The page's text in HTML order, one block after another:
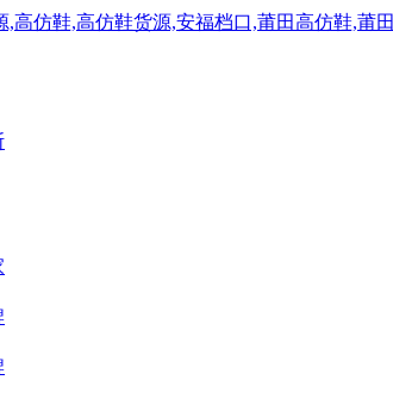
,高仿鞋,高仿鞋货源,安福档口,莆田高仿鞋,莆